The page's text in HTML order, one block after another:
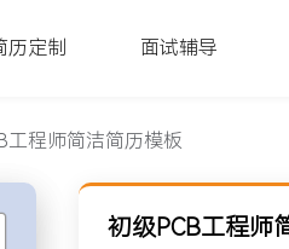
历定制 面试辅导
工程师简洁简历模板
初级PCB工程师